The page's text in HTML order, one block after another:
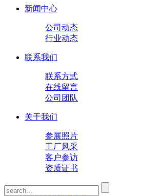
新闻中心
公司动态
行业动态
联系我们
联系方式
在线留言
公司团队
关于我们
参展照片
工厂风采
客户参访
资质证书